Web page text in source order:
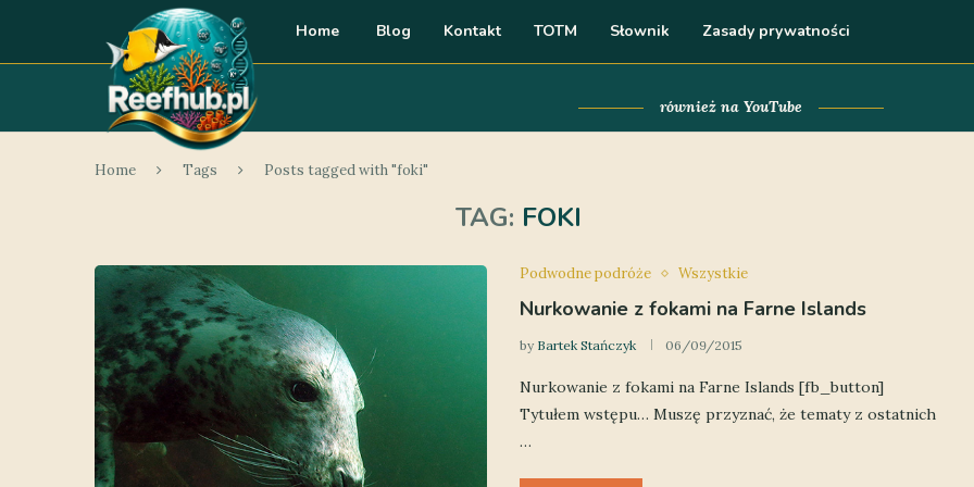
Home Blog Kontakt TOTM Słownik Zasady prywatności
również na YouTube
Home Tags Posts tagged with "foki"
TAG: FOKI
Podwodne podróże Wszystkie
Nurkowanie z fokami na Farne Islands
by Bartek Stańczyk 06/09/2015
Nurkowanie z fokami na Farne Islands [fb_button]
Tytułem wstępu… Muszę przyznać, że tematy z ostatnich
…